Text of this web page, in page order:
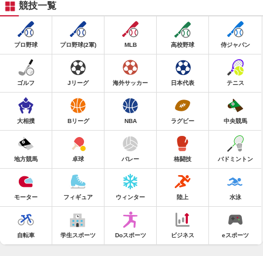
競技一覧
プロ野球 プロ野球(2軍) MLB 高校野球 侍ジャパン
ゴルフ Jリーグ 海外サッカー 日本代表 テニス
大相撲 Bリーグ NBA ラグビー 中央競馬
地方競馬 卓球 バレー 格闘技 バドミントン
モーター フィギュア ウィンター 陸上 水泳
自転車 学生スポーツ Doスポーツ ビジネス eスポーツ